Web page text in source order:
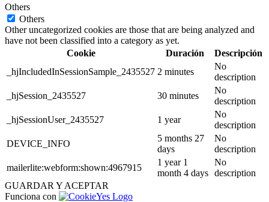
Others
Others
Other uncategorized cookies are those that are being analyzed and
have not been classified into a category as yet.
Cookie
Duración
Descripción
_hjIncludedInSessionSample_2435527 2 minutes
No
description
_hjSession_2435527
30 minutes
No
description
_hjSessionUser_2435527
1 year
No
description
DEVICE_INFO
5 months 27
days
No
description
mailerlite:webform:shown:4967915
1 year 1
month 4 days
No
description
GUARDAR Y ACEPTAR
Funciona con